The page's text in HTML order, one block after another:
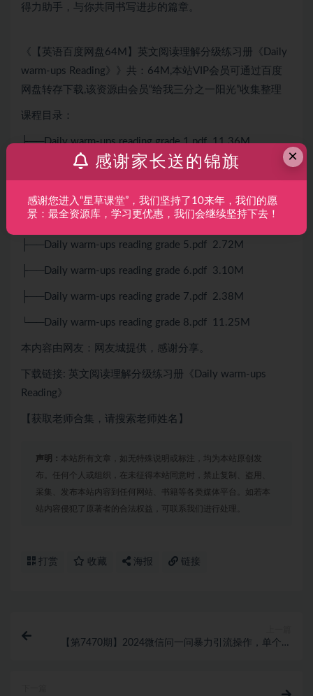
得力助手，与你共同书写进步的篇章。
《【英语百度网盘64M】英文阅读理解分级练习册《Daily
warm-ups Reading》》共：64M,本站VIP会员可通过百度
网盘转存下载,该资源由会员“给我三分之一阳光”收集整理
课程目录：
├──Daily warm-ups reading grade 1.pdf 11.36M
├──Daily warm-ups reading grade 2.pdf 9.14M
├──Daily warm-ups reading grade 3.pdf 21.34M
├──Daily warm-ups reading grade 4.pdf 2.96M
├──Daily warm-ups reading grade 5.pdf 2.72M
├──Daily warm-ups reading grade 6.pdf 3.10M
├──Daily warm-ups reading grade 7.pdf 2.38M
└──Daily warm-ups reading grade 8.pdf 11.25M
本内容由网友：网友城提供，感谢分享。
下载链接: 英文阅读理解分级练习册《Daily warm-ups
Reading》
【获取老师合集，请搜索老师姓名】
声明： 本站所有文章，如无特殊说明或标注，均为本站原创发
布。任何个人或组织，在未征得本站同意时，禁止复制、盗用、
采集、发布本站内容到任何网站、书籍等各类媒体平台。如若本
站内容侵犯了原著者的合法权益，可联系我们进行处理。
打赏 收藏 海报 链接
【第7470期】2024微信问一问暴力引流操作，单个日
×
感谢家长送的锦旗
感谢您进入“星草课堂”，我们坚持了10来年，我们的愿
景：最全资源库，学习更优惠，我们会继续坚持下去！